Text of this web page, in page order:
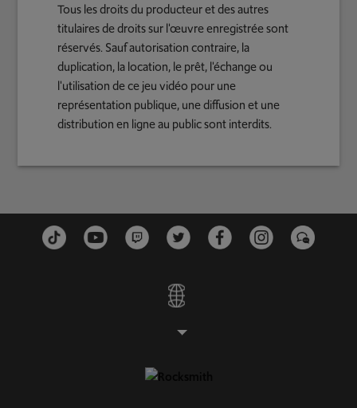
Tous les droits du producteur et des autres
titulaires de droits sur l'œuvre enregistrée sont
réservés. Sauf autorisation contraire, la
duplication, la location, le prêt, l'échange ou
l'utilisation de ce jeu vidéo pour une
représentation publique, une diffusion et une
distribution en ligne au public sont interdits.